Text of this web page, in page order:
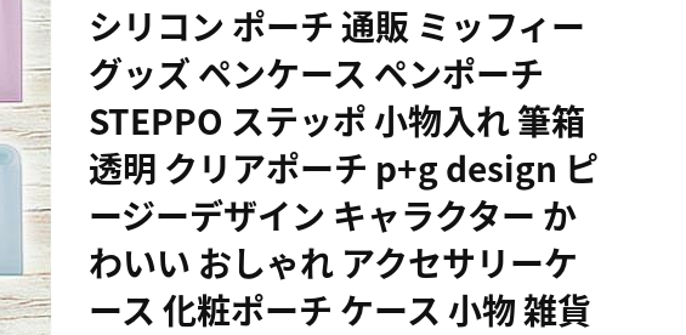
シリコン ポーチ 通販 ミッフィー
グッズ ペンケース ペンポーチ
STEPPO ステッポ 小物入れ 筆箱
透明 クリアポーチ p+g design ピ
ージーデザイン キャラクター か
わいい おしゃれ アクセサリーケ
ース 化粧ポーチ ケース 小物 雑貨